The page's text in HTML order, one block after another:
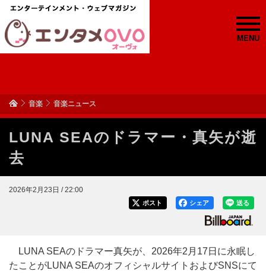
MENU
音楽 音楽ニュース
LUNA SEAのドラマー・真矢が逝
去
2026年2月23日 / 22:00
送る
シェア
ポスト
LUNA SEAのドラマー真矢が、2026年2月17日に永眠し
たことがLUNA SEAのオフィシャルサイトおよびSNSにて